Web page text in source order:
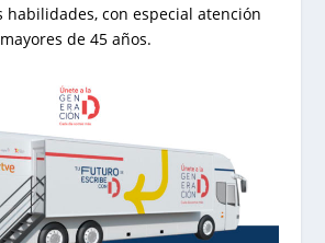
habilidades, con especial atención
de 45 años.